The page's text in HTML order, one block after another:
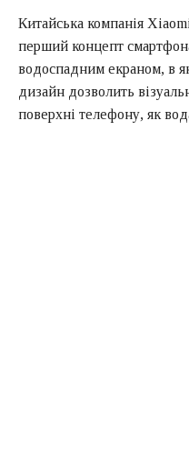
Китайська компанія
перший концепт
водоспадним екраном, в
дизайн дозволить
поверхні телефону, як